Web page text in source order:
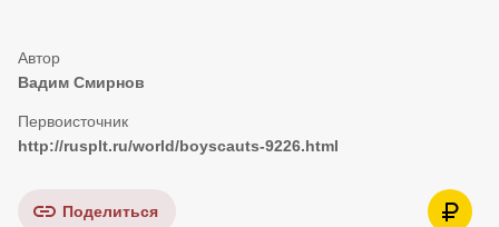
Вадим Смирнов
http://rusplt.ru/world/boyscauts-9226.html
Поделиться